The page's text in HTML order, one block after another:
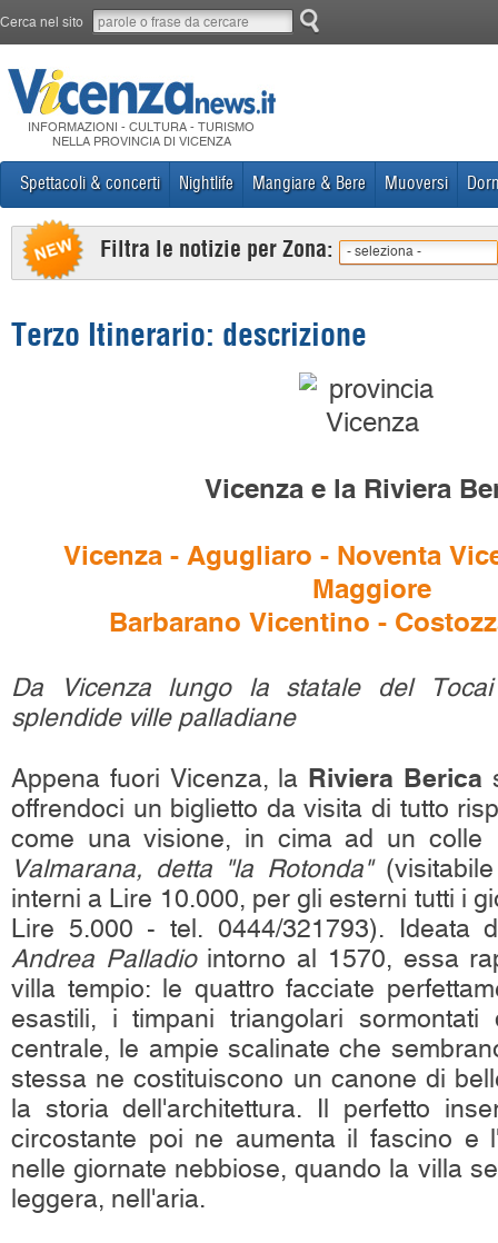
Cerca nel sito
INFORMAZIONI - CULTURA - TURISMO
NELLA PROVINCIA DI VICENZA
Spettacoli & concerti Nightlife Mangiare & Bere Muoversi
Filtra le notizie per Zona: - seleziona -
Terzo Itinerario: descrizione
Vicenza e la Riviera
Vicenza - Agugliaro - Noventa
Maggiore
Barbarano Vicentino -
Da Vicenza lungo la statale del Tocai
splendide ville palladiane
Appena fuori Vicenza, la Riviera Berica
offrendoci un biglietto da visita di tutto
come una visione, in cima ad un colle
Valmarana, detta "la Rotonda"
interni a Lire 10.000, per gli esterni tutti i
Lire 5.000 - tel. 0444/321793). Ideata
Andrea Palladiointorno al 1570, essa
villa tempio: le quattro facciate
esastili, i timpani triangolari
centrale, le ampie scalinate che
stessa ne costituiscono un canone di
la storia dell'architettura. Il perfetto
circostante poi ne aumenta il fascino e
nelle giornate nebbiose, quando la villa
leggera, nell'aria.